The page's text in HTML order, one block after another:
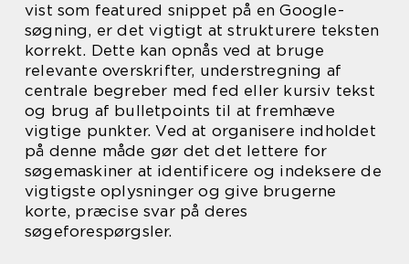
vist som featured snippet på en Google-
søgning, er det vigtigt at strukturere teksten
korrekt. Dette kan opnås ved at bruge
relevante overskrifter, understregning af
centrale begreber med fed eller kursiv tekst
og brug af bulletpoints til at fremhæve
vigtige punkter. Ved at organisere indholdet
på denne måde gør det det lettere for
søgemaskiner at identificere og indeksere de
vigtigste oplysninger og give brugerne
korte, præcise svar på deres
søgeforespørgsler.